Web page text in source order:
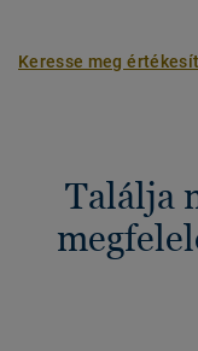
Keresse meg
Találja